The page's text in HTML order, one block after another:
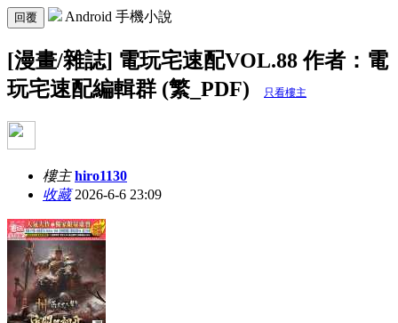
回覆 Android 手機小說
[漫畫/雜誌] 電玩宅速配VOL.88 作者：電
玩宅速配編輯群 (繁_PDF)
只看樓主
樓主 hiro1130
收藏2026-6-6 23:09